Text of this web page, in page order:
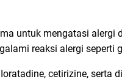
untuk mengatasi
reaksi alergi seperti
cetirizine,